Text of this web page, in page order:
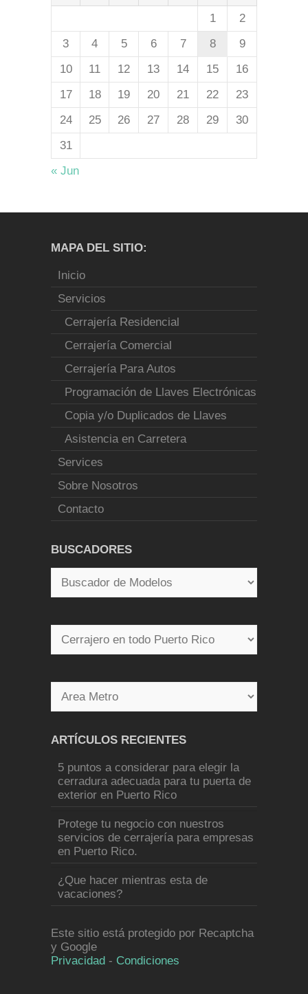
1
2
3
4 5 6 7 8
9
10
11 12 13 14 15
16
17
18 19 20 21 22
23
24
25 26 27 28 29
30
31
« Jun
MAPA DEL SITIO:
Inicio
Servicios
Cerrajería Residencial
Cerrajería Comercial
Cerrajería Para Autos
Programación de Llaves Electrónicas
Copia y/o Duplicados de Llaves
Asistencia en Carretera
Services
Sobre Nosotros
Contacto
BUSCADORES
ARTÍCULOS RECIENTES
5 puntos a considerar para elegir la
cerradura adecuada para tu puerta de
exterior en Puerto Rico
Protege tu negocio con nuestros
servicios de cerrajería para empresas
en Puerto Rico.
¿Que hacer mientras esta de
vacaciones?
Este sitio está protegido por Recaptcha
y Google
Privacidad - Condiciones